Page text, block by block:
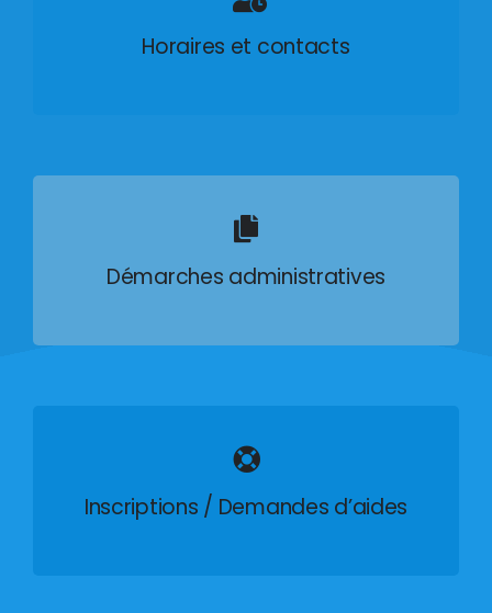
Horaires et contacts
Démarches administratives
Inscriptions / Demandes d’aides